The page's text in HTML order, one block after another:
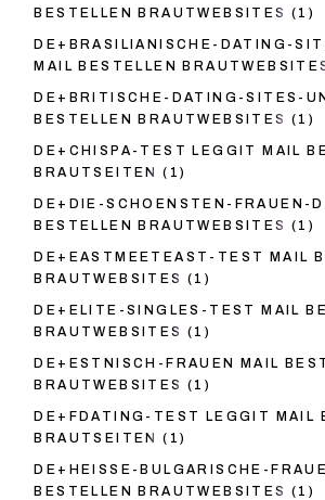
BESTELLEN BRAUTWEBSITES (1)
DE+BRASILIANISCHE-DATING-
MAIL BESTELLEN
DE+BRITISCHE-DATING-SITES-
BESTELLEN BRAUTWEBSITES (1)
DE+CHISPA-TEST LEGGIT MAIL
BRAUTSEITEN (1)
DE+DIE-SCHOENSTEN-FRAUEN-
BESTELLEN BRAUTWEBSITES (1)
DE+EASTMEETEAST-TEST MAIL
BRAUTWEBSITES (1)
DE+ELITE-SINGLES-TEST MAIL
BRAUTWEBSITES (1)
DE+ESTNISCH-FRAUEN MAIL
BRAUTWEBSITES (1)
DE+FDATING-TEST LEGGIT MAIL
BRAUTSEITEN (1)
DE+HEISSE-BULGARISCHE-
BESTELLEN BRAUTWEBSITES (1)